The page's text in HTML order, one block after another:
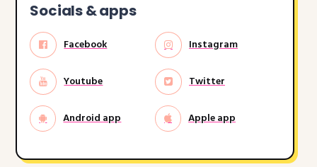
Socials & apps
Facebook Instagram
Youtube Twitter
Android app Apple app